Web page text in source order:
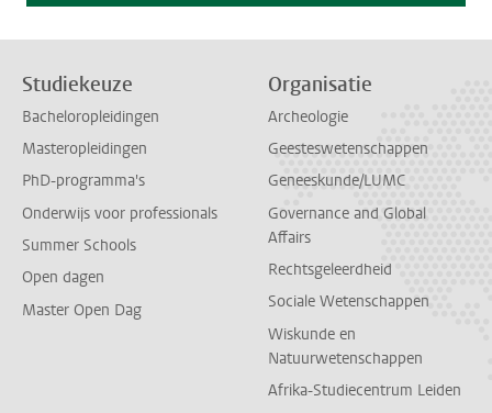
Studiekeuze
Bacheloropleidingen
Masteropleidingen
PhD-programma's
Onderwijs voor professionals
Summer Schools
Open dagen
Master Open Dag
Organisatie
Archeologie
Geesteswetenschappen
Geneeskunde/LUMC
Governance and Global
Affairs
Rechtsgeleerdheid
Sociale Wetenschappen
Wiskunde en
Natuurwetenschappen
Afrika-Studiecentrum Leiden